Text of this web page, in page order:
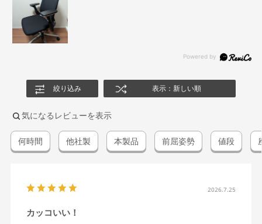
絞り込み 表示：新しい順
気になるレビューを表示
何時間 他社製 本製品 前屈姿勢 値段
2026.7.25
カッコいい！